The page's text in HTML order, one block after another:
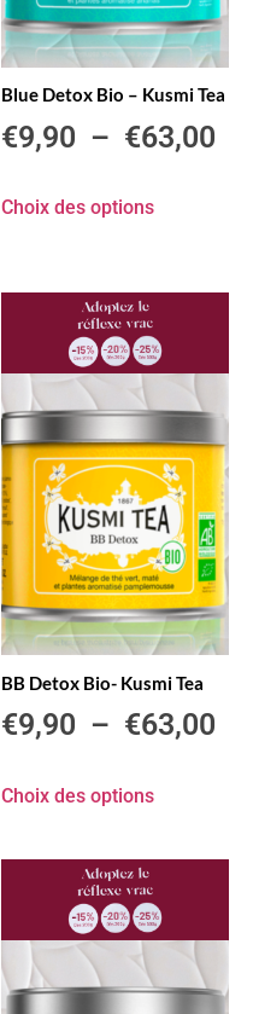
Blue Detox Bio – Kusmi Tea
€9,90 – €63,00
Choix des options
BB Detox Bio- Kusmi Tea
€9,90 – €63,00
Choix des options